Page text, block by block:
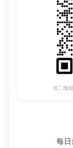
每